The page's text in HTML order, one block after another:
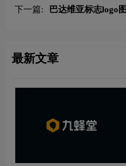
下一篇: 巴达维亚标志logo
最新文章